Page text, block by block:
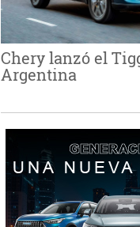
Chery lanzó el
Argentina